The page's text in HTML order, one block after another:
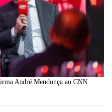
André Mendonça ao CNN